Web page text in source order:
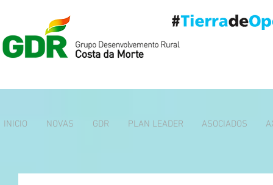
INICIO NOVAS GDR PLAN LEADER ASOCIADOS